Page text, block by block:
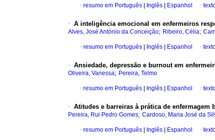
· resumo em Português Inglês Espanhol ·
· A inteligência emocional em enfermeiros
Alves, José António da Conceição; Ribeiro, Célia;
· resumo em Português Inglês Espanhol ·
· Ansiedade, depressão e burnout em
Oliveira, Vanessa; Pereira, Telmo
· resumo em Português Inglês Espanhol ·
· Atitudes e barreiras à prática de
Pereira, Rui Pedro Gomes; Cardoso, Maria José da
· resumo em Português Inglês Espanhol ·